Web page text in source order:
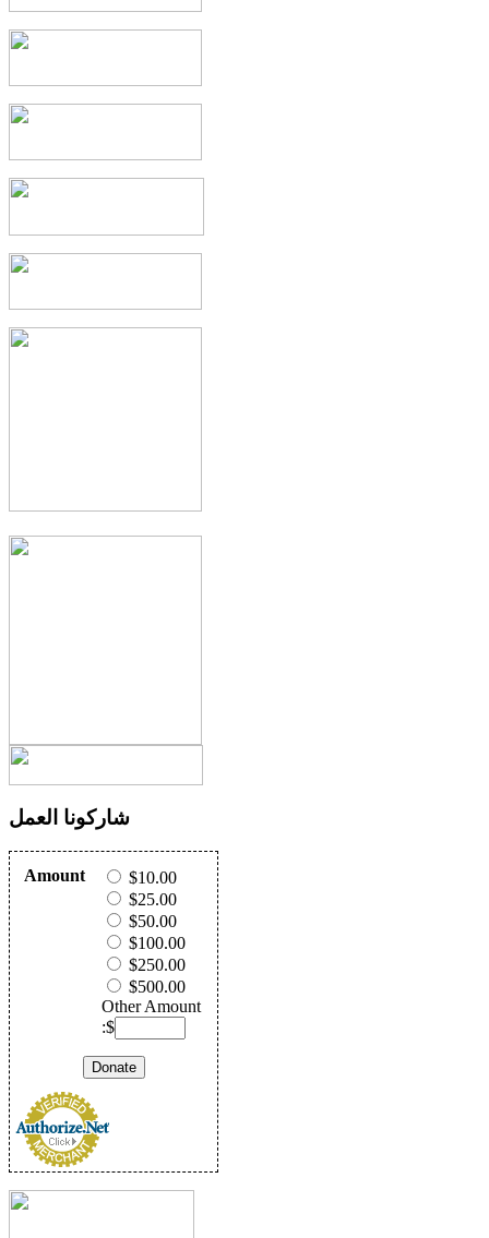
شاركونا العمل
Amount
$10.00
$25.00
$50.00
$100.00
$250.00
$500.00
Other Amount
:$